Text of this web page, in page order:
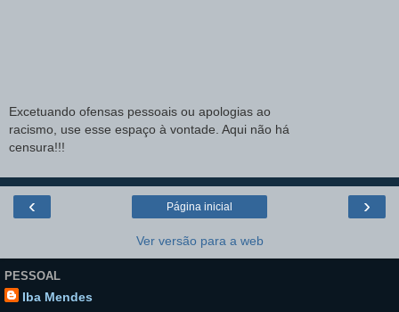
Excetuando ofensas pessoais ou apologias ao
racismo, use esse espaço à vontade. Aqui não há
censura!!!
‹ ›
Página inicial
Ver versão para a web
PESSOAL
Iba Mendes